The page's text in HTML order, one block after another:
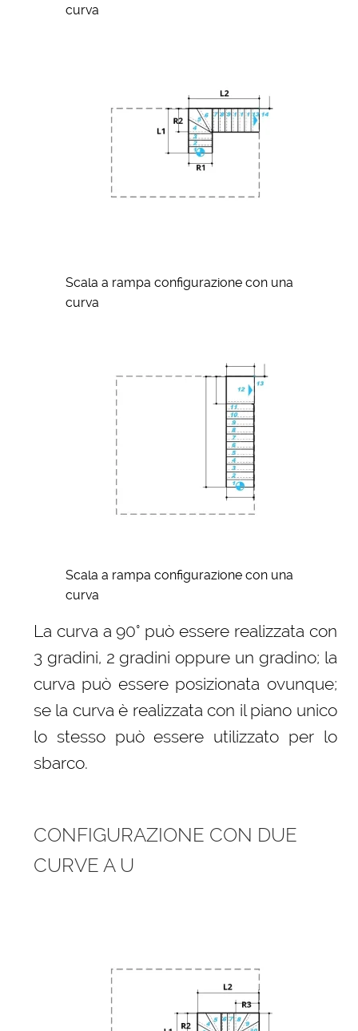
curva
Scala a rampa configurazione con una
curva
Scala a rampa configurazione con una
curva
La curva a 90° può essere realizzata con
3 gradini, 2 gradini oppure un gradino; la
curva può essere posizionata ovunque;
se la curva è realizzata con il piano unico
lo stesso può essere utilizzato per lo
sbarco.
CONFIGURAZIONE CON DUE
CURVE A U